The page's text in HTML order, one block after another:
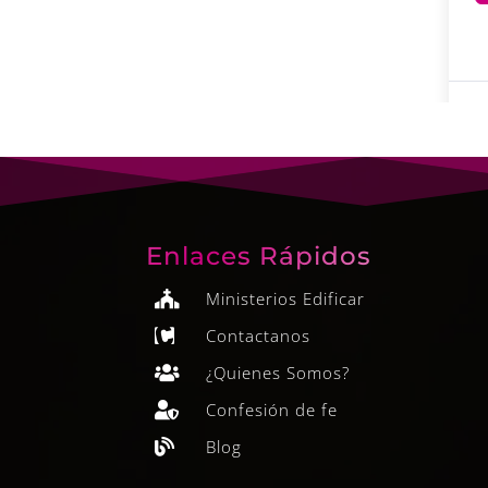
Enlaces Rápidos
 Ministerios Edificar
 Contactanos
 ¿Quienes Somos?
 Confesión de fe
 Blog